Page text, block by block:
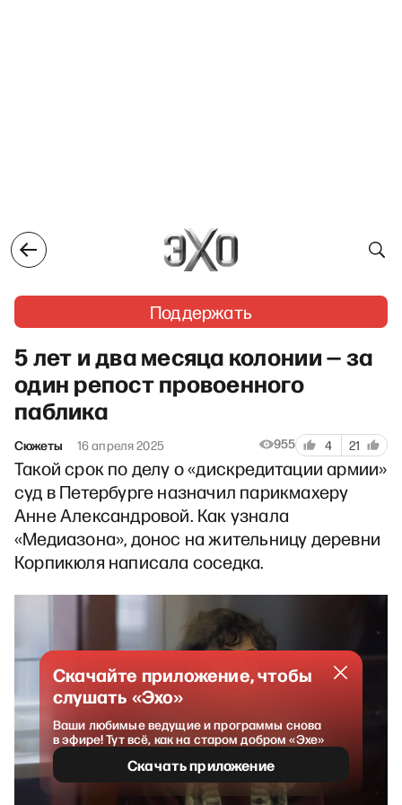
Поддержать
5 лет и два месяца колонии — за
один репост провоенного
паблика
Сюжеты 16 апреля 2025 955 4 21
Такой срок по делу о «дискредитации армии»
суд в Петербурге назначил парикмахеру
Анне Александровой. Как узнала
«Медиазона», донос на жительницу деревни
Корпикюля написала соседка.
Скачайте приложение, чтобы
слушать «Эхо»
Ваши любимые ведущие и программы снова
в эфире! Тут всё, как на старом добром «Эхе»
Скачать приложение